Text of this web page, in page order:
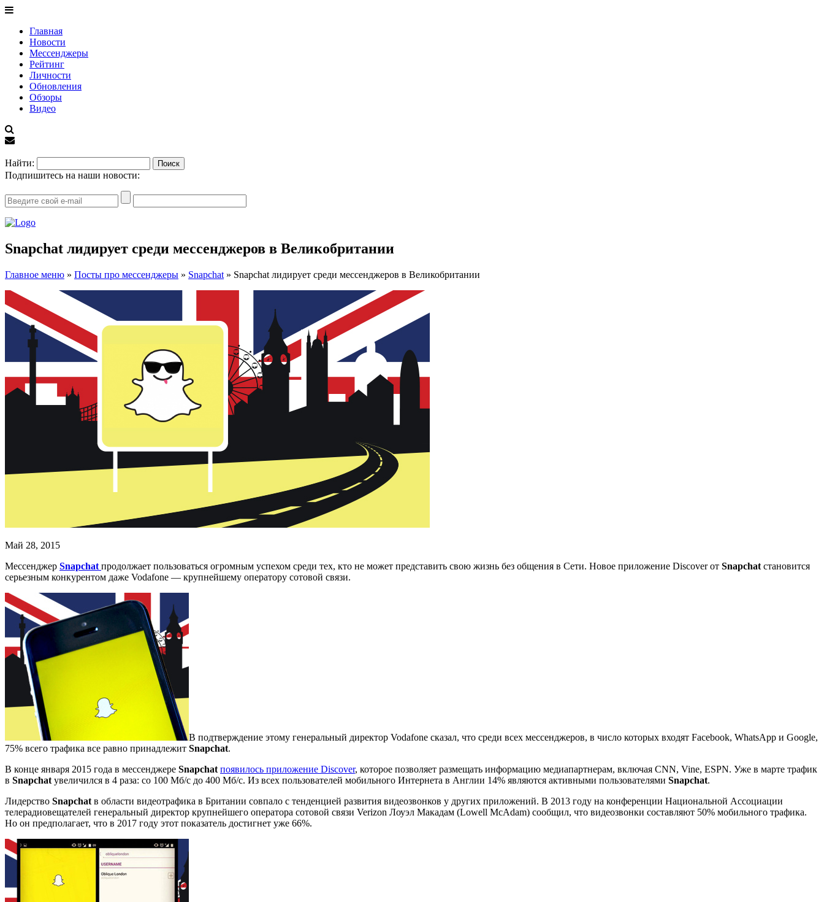
Главная
Новости
Мессенджеры
Рейтинг
Личности
Обновления
Обзоры
Видео
Найти:
Подпишитесь на наши новости:
Snapchat лидирует среди мессенджеров в Великобритании
Главное меню » Посты про мессенджеры » Snapchat » Snapchat лидирует среди мессенджеров в Великобритании
Май 28, 2015
Мессенджер Snapchat продолжает пользоваться огромным успехом среди тех, кто не может представить свою жизнь без общения в Cети. Новое приложение Discover от Snapchat становится
серьезным конкурентом даже Vodafone — крупнейшему оператору сотовой связи.
В подтверждение этому генеральный директор Vodafone сказал, что среди всех мессенджеров, в число которых входят Facebook, WhatsApp и Google,
75% всего трафика все равно принадлежит Snapchat.
В конце января 2015 года в мессенджере Snapchat появилось приложение Discover, которое позволяет размещать информацию медиапартнерам, включая CNN, Vine, ESPN. Уже в марте трафик
в Snapchat увеличился в 4 раза: со 100 Мб/с до 400 Мб/с. Из всех пользователей мобильного Интернета в Англии 14% являются активными пользователями Snapchat.
Лидерство Snapchat в области видеотрафика в Британии совпало с тенденцией развития видеозвонков у других приложений. В 2013 году на конференции Национальной Ассоциации
телерадиовещателей генеральный директор крупнейшего оператора сотовой связи Verizon Лоуэл Макадам (Lowell McAdam) сообщил, что видеозвонки составляют 50% мобильного трафика.
Но он предполагает, что в 2017 году этот показатель достигнет уже 66%.